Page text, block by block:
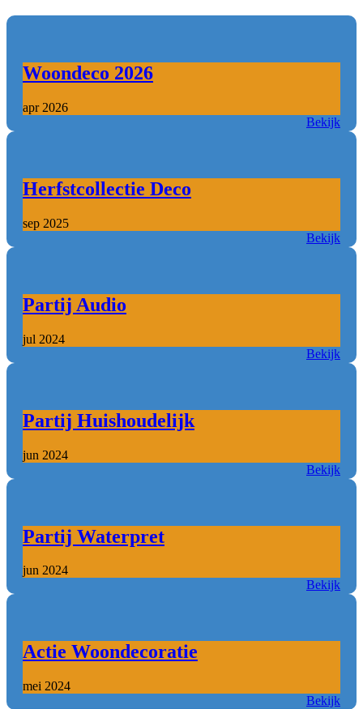
Woondeco 2026
apr 2026
Bekijk
Herfstcollectie Deco
sep 2025
Bekijk
Partij Audio
jul 2024
Bekijk
Partij Huishoudelijk
jun 2024
Bekijk
Partij Waterpret
jun 2024
Bekijk
Actie Woondecoratie
mei 2024
Bekijk